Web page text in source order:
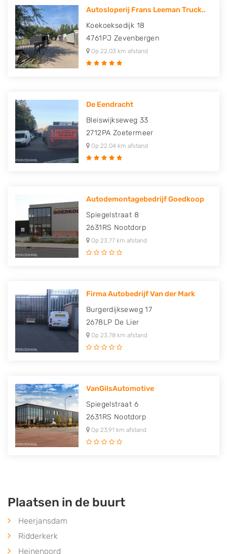
Autosloperij Frans Leeman Truck..
Koekoeksedijk 18
4761PJ Zevenbergen
Op 22,03 km afstand
De Eendracht
Bleiswijkseweg 33
2712PA Zoetermeer
Op 22,04 km afstand
Autodemontagebedrijf Goedkoop
Spiegelstraat 8
2631RS Nootdorp
Op 23,77 km afstand
Firma Autobedrijf Van der Mark
Burgerdijkseweg 17
2678LP De Lier
Op 23,78 km afstand
VanGilsAutomotive
Spiegelstraat 6
2631RS Nootdorp
Op 23,91 km afstand
Plaatsen in de buurt
Heerjansdam
Ridderkerk
Heinenoord